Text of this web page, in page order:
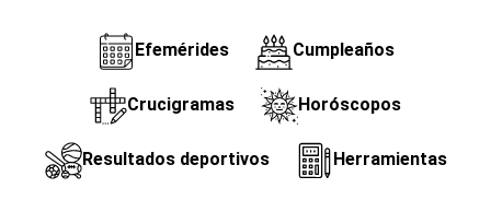
Efemérides Cumpleaños
Crucigramas Horóscopos
Resultados deportivos Herramientas